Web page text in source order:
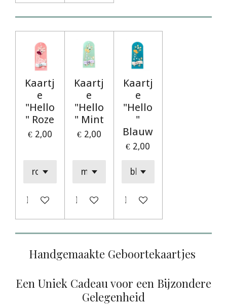
Kaartj
e
"Hello
" Roze
€ 2,00
In winkelwagen
Kaartj
e
"Hello
" Mint
€ 2,00
In winkelwagen
Kaartj
e
"Hello
"
Blauw
€ 2,00
In winkelwagen
Handgemaakte Geboortekaartjes
Een Uniek Cadeau voor een Bijzondere
Gelegenheid